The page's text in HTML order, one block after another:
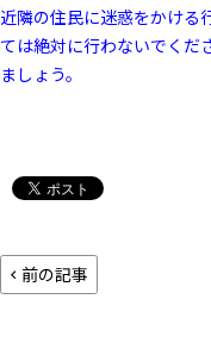
近隣の住民に迷惑をかける
ては絶対に行わないでくだ
ましょう。
前の記事